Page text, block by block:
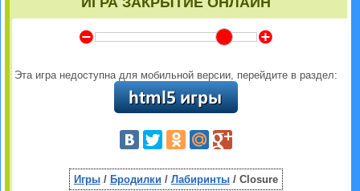
Y Z
Эта игра недоступна для мобильной версии, перейдите в раздел:
Игры/ Бродилки / Лабиринты/ Closure